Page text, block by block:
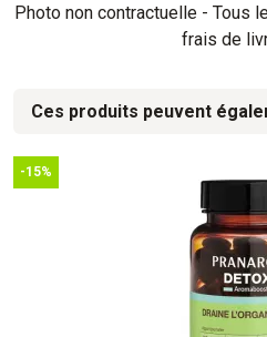
Photo non contractuelle - Tous
frais de
Ces produits peuvent
-15%